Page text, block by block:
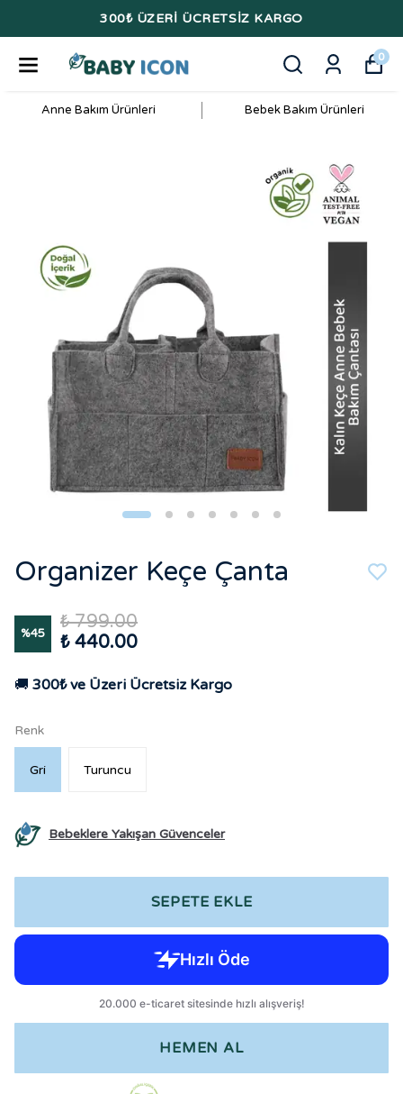
300₺ ÜZERİ ÜCRETSİZ KARGO
0
Anne Bakım Ürünleri Bebek Bakım Ürünleri
Organizer Keçe Çanta
%45
₺ 799.00
₺ 440.00
🚚 300₺ ve Üzeri Ücretsiz Kargo
Renk
Gri Turuncu
Bebeklere Yakışan Güvenceler
SEPETE EKLE
HEMEN AL